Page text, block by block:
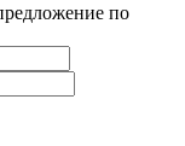
по